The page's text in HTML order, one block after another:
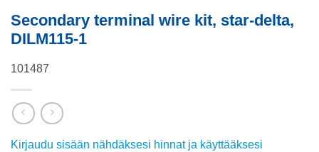
Secondary terminal wire kit, star-delta,
DILM115-1
101487
Kirjaudu sisään nähdäksesi hinnat ja käyttääksesi